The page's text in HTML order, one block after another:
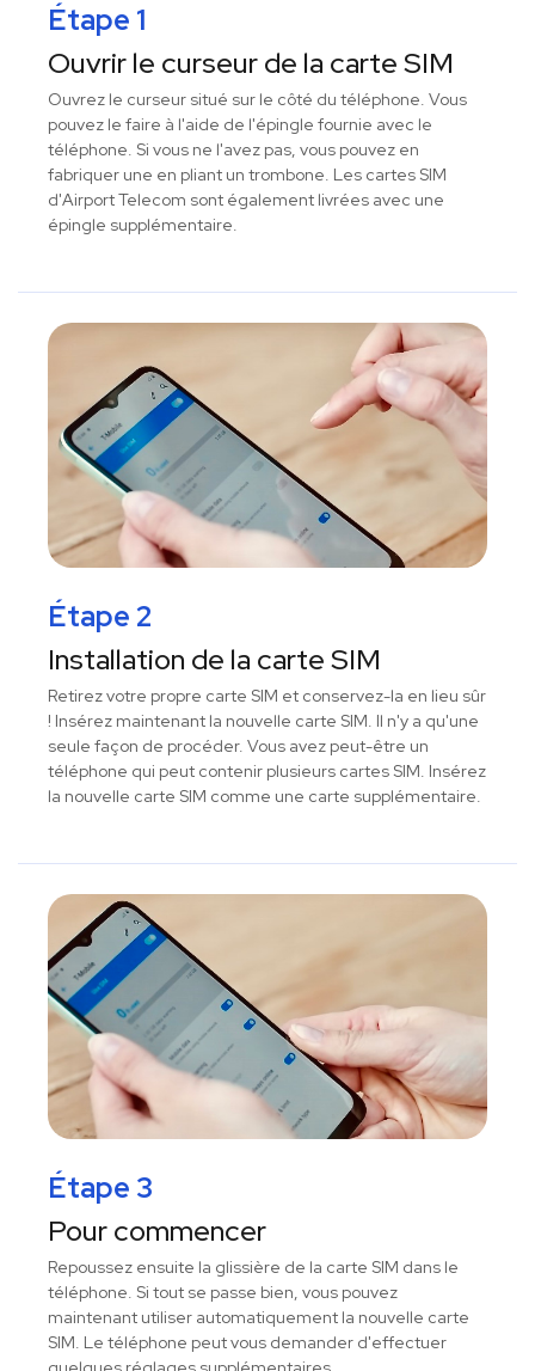
Étape 1
Ouvrir le curseur de la carte SIM
Ouvrez le curseur situé sur le côté du téléphone. Vous
pouvez le faire à l'aide de l'épingle fournie avec le
téléphone. Si vous ne l'avez pas, vous pouvez en
fabriquer une en pliant un trombone. Les cartes SIM
d'Airport Telecom sont également livrées avec une
épingle supplémentaire.
Étape 2
Installation de la carte SIM
Retirez votre propre carte SIM et conservez-la en lieu sûr
! Insérez maintenant la nouvelle carte SIM. Il n'y a qu'une
seule façon de procéder. Vous avez peut-être un
téléphone qui peut contenir plusieurs cartes SIM. Insérez
la nouvelle carte SIM comme une carte supplémentaire.
Étape 3
Pour commencer
Repoussez ensuite la glissière de la carte SIM dans le
téléphone. Si tout se passe bien, vous pouvez
maintenant utiliser automatiquement la nouvelle carte
SIM. Le téléphone peut vous demander d'effectuer